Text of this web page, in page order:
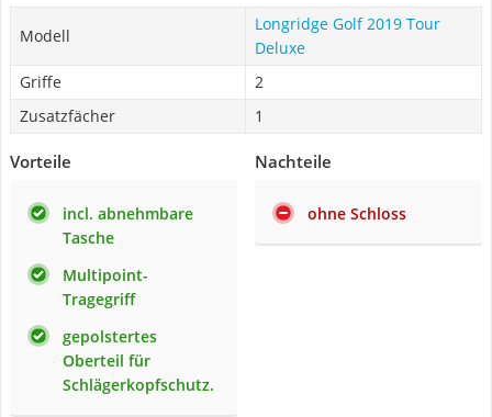
Modell
Longridge Golf 2019 Tour
Deluxe
Griffe
2
Zusatzfächer
1
Vorteile
incl. abnehmbare
Tasche
Multipoint-
Tragegriff
gepolstertes
Oberteil für
Schlägerkopfschutz.
Nachteile
ohne Schloss